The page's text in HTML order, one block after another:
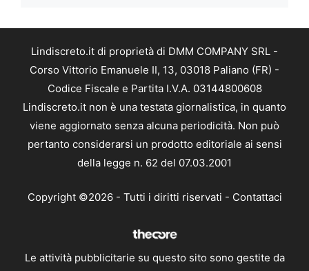
Lindiscreto.it di proprietà di DMM COMPANY SRL -
Corso Vittorio Emanuele II, 13, 03018 Paliano (FR) -
Codice Fiscale e Partita I.V.A. 03144800608
Lindiscreto.it non è una testata giornalistica, in quanto
viene aggiornato senza alcuna periodicità. Non può
pertanto considerarsi un prodotto editoriale ai sensi
della legge n. 62 del 07.03.2001
Copyright ©2026 - Tutti i diritti riservati - Contattaci
Le attività pubblicitarie su questo sito sono gestite da